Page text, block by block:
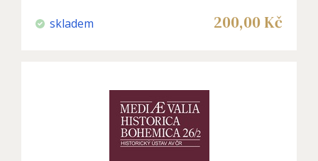
skladem 200,00 Kč